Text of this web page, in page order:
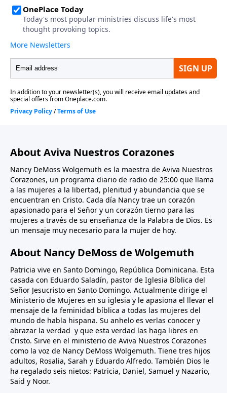
About Aviva Nuestros Corazones
Nancy DeMoss Wolgemuth es la maestra de Aviva Nuestros
Corazones, un programa diario de radio de 25:00 que llama
a las mujeres a la libertad, plenitud y abundancia que se
encuentran en Cristo. Cada día Nancy trae un corazón
apasionado para el Señor y un corazón tierno para las
mujeres a través de su enseñanza de la Palabra de Dios. Es
un mensaje muy necesario para la mujer de hoy.
About Nancy DeMoss de Wolgemuth
Patricia vive en Santo Domingo, República Dominicana. Esta
casada con Eduardo Saladín, pastor de Iglesia Bíblica del
Señor Jesucristo en Santo Domingo. Actualmente dirige el
Ministerio de Mujeres en su iglesia y le apasiona el llevar el
mensaje de la feminidad bíblica a todas las mujeres del
mundo de habla hispana. Su anhelo es verlas conocer y
abrazar la verdad y que esta verdad las haga libres en
Cristo. Sirve en el ministerio de Aviva Nuestros Corazones
como la voz de Nancy DeMoss Wolgemuth. Tiene tres hijos
adultos, Rosalia, Sarah y Eduardo Alfredo. También Dios le
ha regalado seis nietos: Patricia, Daniel, Samuel y Nazario,
Said y Noor.